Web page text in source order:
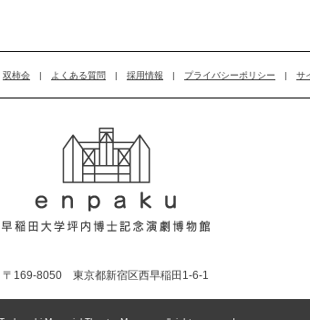
双柿会 | よくある質問 | 採用情報 | プライバシーポリシー | サ
〒169-8050 東京都新宿区西早稲田1-6-1